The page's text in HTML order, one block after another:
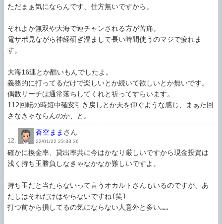
ただまぁ気にならんです、仕方無いですから。
それよか無双や大海で連チャンされる方が苦痛。
電サポ見ながら神経研ぎ澄まして長い時間使うのマジで疲れま
す。
大海16連とか酷いもんでしたよ。
義務的に打ってるだけで楽しいとか続いて欲しいとか無いです。
偶数リーチは通常落ちしてくれと祈ってすらいます。
112回転の時短中確変引き戻しとか天を仰ぐような感じ、まぁた回
12.
蒼空まま さん
22/01/22 23:33:36
確かに換金率、貸出率共に今はかなり厳しいですから現金投資は
浅く持ち玉勝負しなきゃなかなか難しいですよ。
持ち玉だと当たらないって言うオカルトさんもいるのですが、あ
たしはそれだけはやらないですね(笑)
打つ前から損してるの気にならない人意外と多い……